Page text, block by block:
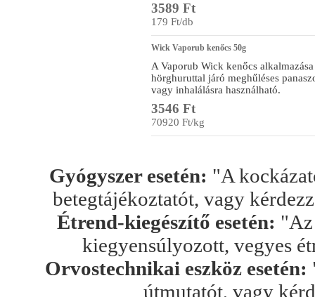
3589 Ft
179 Ft/db
Wick Vaporub kenőcs 50g
A Vaporub Wick kenőcs
hörghuruttal járó meghűléses
vagy inhalálásra használható.
3546 Ft
70920 Ft/kg
Gyógyszer esetén: "A
betegtájékoztatót, vagy
Étrend-kiegészítő esetén: "Az
kiegyensúlyozott, vegyes
Orvostechnikai eszköz esetén:
útmutatót, vagy